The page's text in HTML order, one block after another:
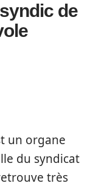
de
un organe
du syndicat
très